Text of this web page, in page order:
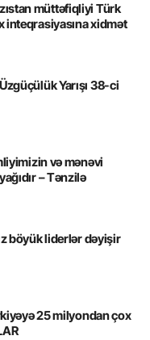
müttəfiqliyi Türk
inteqrasiyasına xidmət
Yarışı 38-ci
və mənəvi
– Tənzilə
böyük liderlər dəyişir
25 milyondan çox